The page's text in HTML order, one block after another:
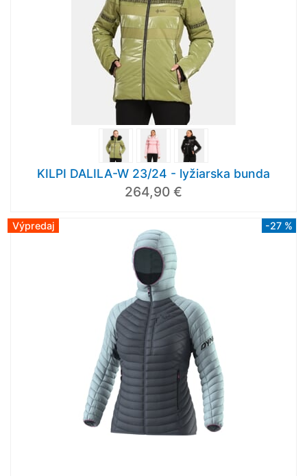
KILPI DALILA-W 23/24 - lyžiarska bunda
264,90 €
Výpredaj -27 %